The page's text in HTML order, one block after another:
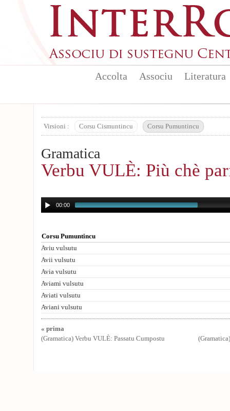
Accolta Associu Literatura
Virsioni : Corsu Cismuntincu Corsu Pumuntincu
Gramatica
Verbu VULÈ: Più chè
00:00
Corsu Pumuntincu
Aviu vulsutu
Avii vulsutu
Avia vulsutu
Aviami vulsutu
Aviati vulsutu
Aviani vulsutu
« prima
(Gramatica) Verbu VULÈ: Passatu Cumpostu